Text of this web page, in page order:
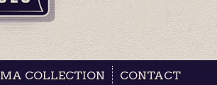
MA COLLECTION CONTACT